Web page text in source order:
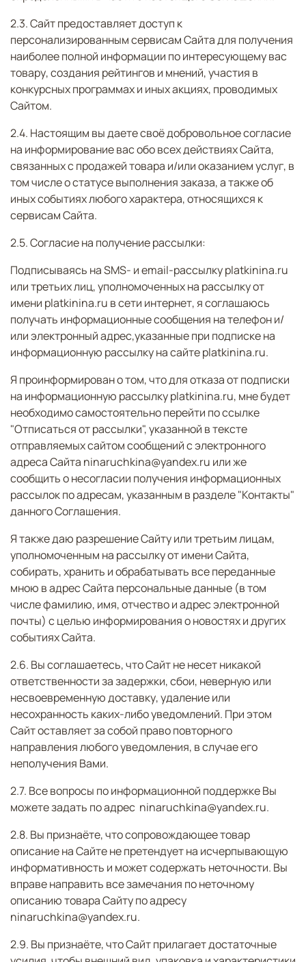
2.3. Сайт предоставляет доступ к
персонализированным сервисам Сайта для получения
наиболее полной информации по интересующему вас
товару, создания рейтингов и мнений, участия в
конкурсных программах и иных акциях, проводимых
Сайтом.
2.4. Настоящим вы даете своё добровольное согласие
на информирование вас обо всех действиях Сайта,
связанных с продажей товара и/или оказанием услуг, в
том числе о статусе выполнения заказа, а также об
иных событиях любого характера, относящихся к
сервисам Сайта.
2.5. Согласие на получение рассылки:
Подписываясь на SMS- и email-рассылку platkinina.ru
или третьих лиц, уполномоченных на рассылку от
имени platkinina.ru в сети интернет, я соглашаюсь
получать информационные сообщения на телефон и/
или электронный адрес,указанные при подписке на
информационную рассылку на сайте platkinina.ru.
Я проинформирован о том, что для отказа от подписки
на информационную рассылку platkinina.ru, мне будет
необходимо самостоятельно перейти по ссылке
"Отписаться от рассылки", указанной в тексте
отправляемых сайтом сообщений с электронного
адреса Сайта ninaruchkina@yandex.ru или же
сообщить о несогласии получения информационных
рассылок по адресам, указанным в разделе "Контакты"
данного Соглашения.
Я также даю разрешение Сайту или третьим лицам,
уполномоченным на рассылку от имени Сайта,
собирать, хранить и обрабатывать все переданные
мною в адрес Сайта персональные данные (в том
числе фамилию, имя, отчество и адрес электронной
почты) с целью информирования о новостях и других
событиях Сайта.
2.6. Вы соглашаетесь, что Сайт не несет никакой
ответственности за задержки, сбои, неверную или
несвоевременную доставку, удаление или
несохранность каких-либо уведомлений. При этом
Сайт оставляет за собой право повторного
направления любого уведомления, в случае его
неполучения Вами.
2.7. Все вопросы по информационной поддержке Вы
можете задать по адреc ninaruchkina@yandex.ru.
2.8. Вы признаёте, что сопровождающее товар
описание на Сайте не претендует на исчерпывающую
информативность и может содержать неточности. Вы
вправе направить все замечания по неточному
описанию товара Сайту по адресу
ninaruchkina@yandex.ru.
2.9. Вы признаёте, что Сайт прилагает достаточные